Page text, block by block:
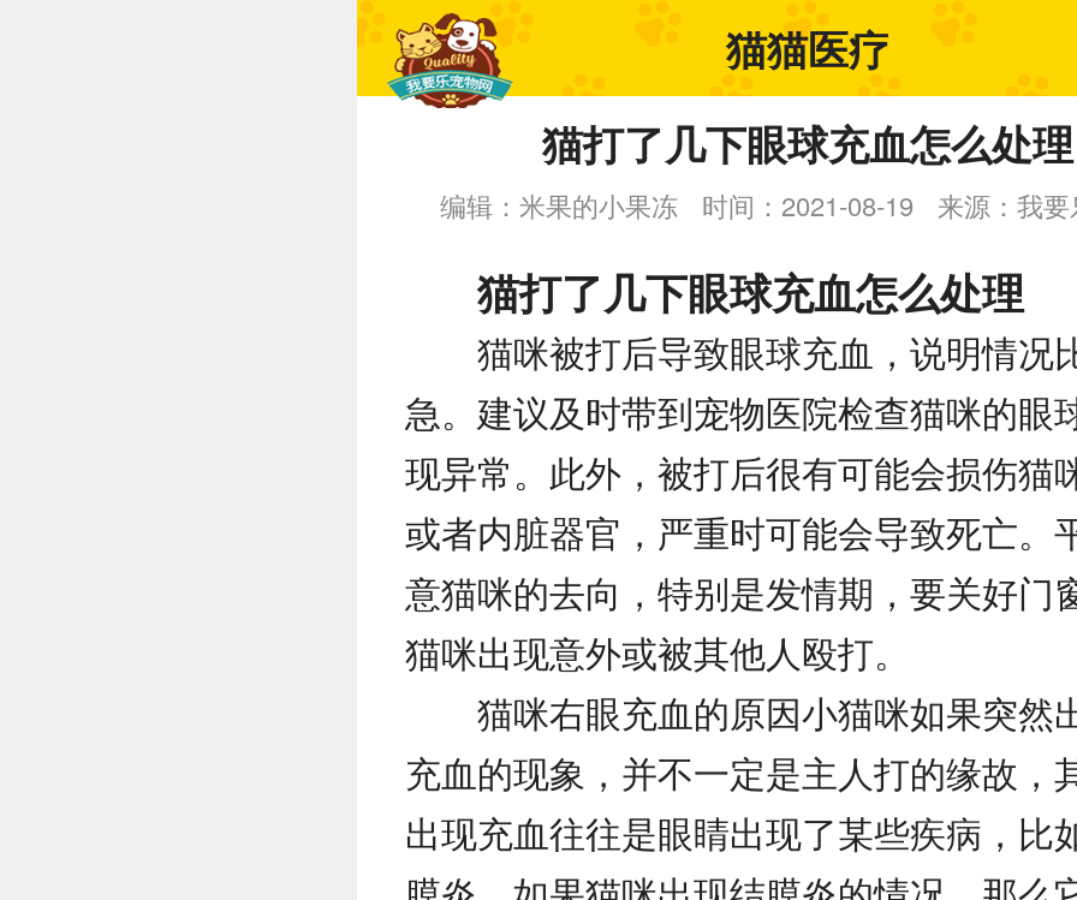
猫猫医疗
猫打了几下眼球充血怎么处理
编辑：米果的小果冻 时间：2021-08-19 来源：我
猫打了几下眼球充血怎么处理
猫咪被打后导致眼球充血，说明情况
急。建议及时带到宠物医院检查猫咪的眼
现异常。此外，被打后很有可能会损伤猫
或者内脏器官，严重时可能会导致死亡。
意猫咪的去向，特别是发情期，要关好门
猫咪出现意外或被其他人殴打。
猫咪右眼充血的原因小猫咪如果突然
充血的现象，并不一定是主人打的缘故，
出现充血往往是眼睛出现了某些疾病，比